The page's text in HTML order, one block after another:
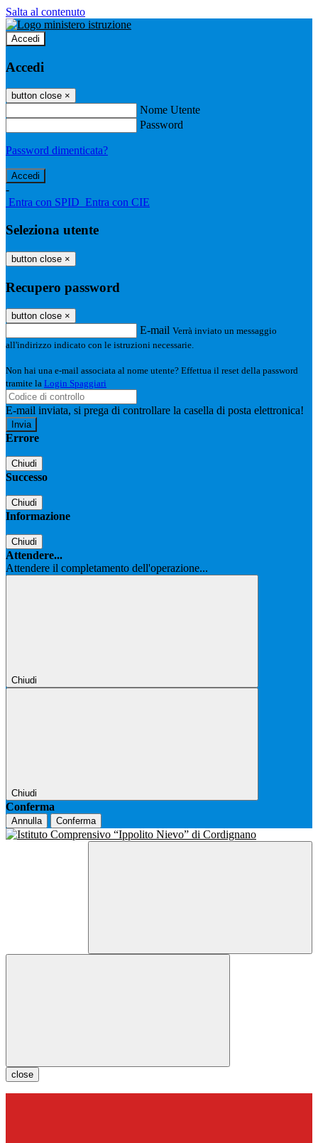
Salta al contenuto
Accedi
Accedi
button close ×
Nome Utente
Password
Password dimenticata?
-
Entra con SPID Entra con CIE
Seleziona utente
button close ×
Recupero password
button close ×
E-mail Verrà inviato un messaggio
all'indirizzo indicato con le istruzioni necessarie.
Non hai una e-mail associata al nome utente? Effettua il reset della password
tramite la Login Spaggiari
E-mail inviata, si prega di controllare la casella di posta elettronica!
Errore
Chiudi
Successo
Chiudi
Informazione
Chiudi
Attendere...
Attendere il completamento dell'operazione...
Chiudi
Chiudi
Conferma
Annulla Conferma
close